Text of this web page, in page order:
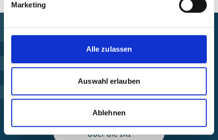
Marketing
Alle zulassen
Auswahl erlauben
Ablehnen
Förderung finden
Projekt steuern
Über die IKI